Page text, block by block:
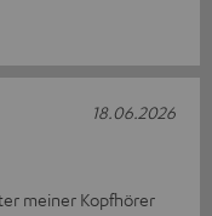
meiner Kopfhörer
18.06.2026